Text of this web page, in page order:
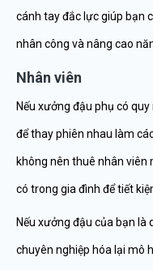
cánh tay đắc lực giúp bạn
nhân công và nâng cao
Nhân viên
Nếu xưởng đậu phụ có
để thay phiên nhau làm
không nên thuê nhân viên
có trong gia đình để tiết
Nếu xưởng đậu của bạn là
chuyên nghiệp hóa lại mô